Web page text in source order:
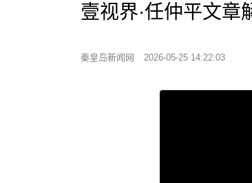
壹视界·任仲平文章
秦皇岛新闻网 2026-05-25 14:22:03